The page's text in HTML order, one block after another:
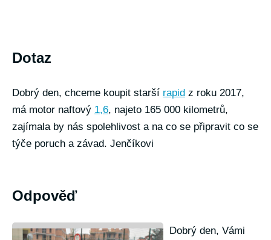
Dotaz
Dobrý den, chceme koupit starší rapid z roku 2017,
má motor naftový 1,6, najeto 165 000 kilometrů,
zajímala by nás spolehlivost a na co se připravit co se
týče poruch a závad. Jenčíkovi
Odpověď
Dobrý den, Vámi